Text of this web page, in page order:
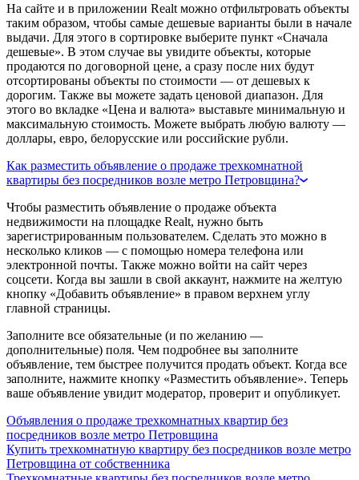
На сайте и в приложении Realt можно отфильтровать объекты
таким образом, чтобы самые дешевые варианты были в начале
выдачи. Для этого в сортировке выберите пункт «Сначала
дешевые». В этом случае вы увидите объекты, которые
продаются по договорной цене, а сразу после них будут
отсортированы объекты по стоимости — от дешевых к
дорогим. Также вы можете задать ценовой диапазон. Для
этого во вкладке «Цена и валюта» выставьте минимальную и
максимальную стоимость. Можете выбрать любую валюту —
доллары, евро, белорусские или российские рубли.
Как разместить объявление о продаже трехкомнатной
квартиры без посредников возле метро Петровщина?
Чтобы разместить объявление о продаже объекта
недвижимости на площадке Realt, нужно быть
зарегистрированным пользователем. Сделать это можно в
несколько кликов — с помощью номера телефона или
электронной почты. Также можно войти на сайт через
соцсети. Когда вы зашли в свой аккаунт, нажмите на желтую
кнопку «Добавить объявление» в правом верхнем углу
главной страницы.
Заполните все обязательные (и по желанию —
дополнительные) поля. Чем подробнее вы заполните
объявление, тем быстрее получится продать объект. Когда все
заполните, нажмите кнопку «Разместить объявление». Теперь
ваше объявление увидит модератор, проверит и опубликует.
Объявления о продаже трехкомнатных квартир без
посредников возле метро Петровщина
Купить трехкомнатную квартиру без посредников возле метро
Петровщина от собственника